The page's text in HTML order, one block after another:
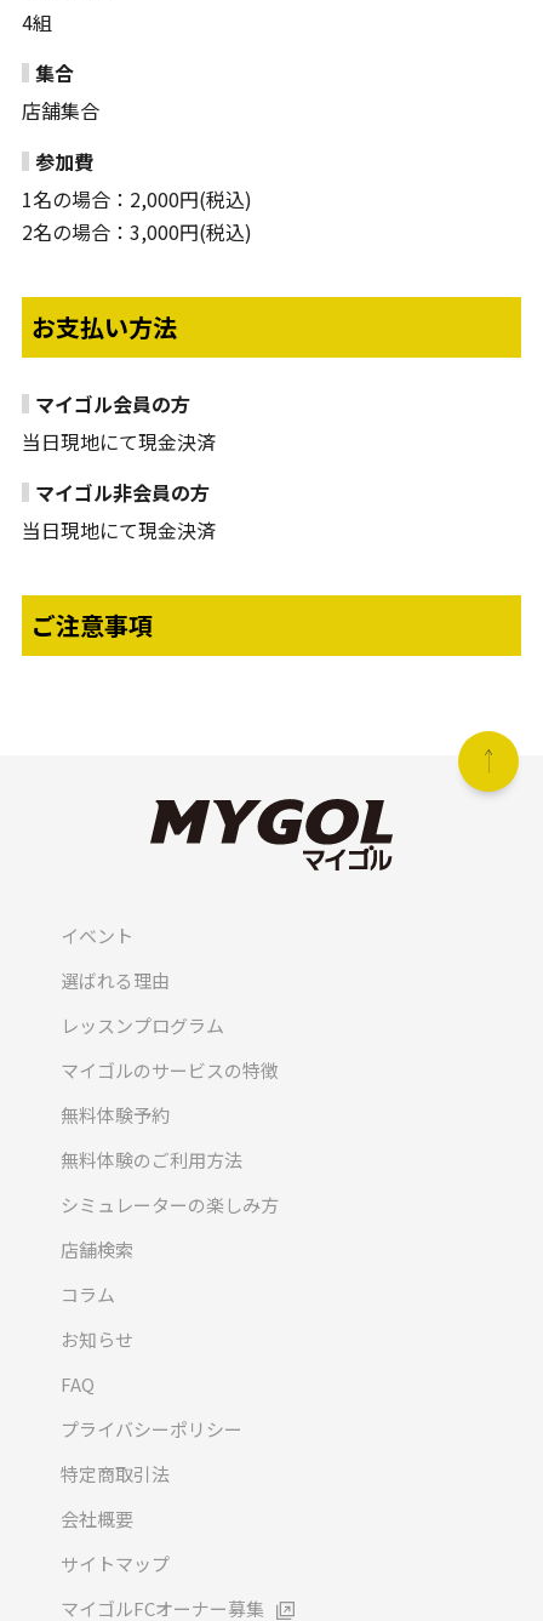
4組
集合
店舗集合
参加費
1名の場合：2,000円(税込)
2名の場合：3,000円(税込)
お支払い方法
マイゴル会員の方
当日現地にて現金決済
マイゴル非会員の方
当日現地にて現金決済
ご注意事項
イベント
選ばれる理由
レッスンプログラム
マイゴルのサービスの特徴
無料体験予約
無料体験のご利用方法
シミュレーターの楽しみ方
店舗検索
コラム
お知らせ
FAQ
プライバシーポリシー
特定商取引法
会社概要
サイトマップ
マイゴルFCオーナー募集